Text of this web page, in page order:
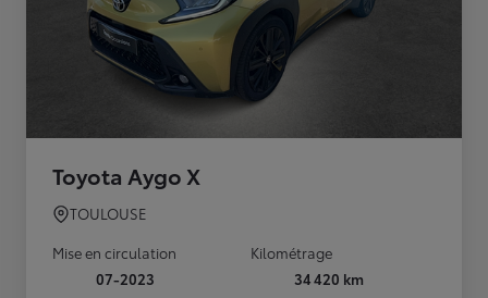
Toyota Aygo X
TOULOUSE
Mise en circulation
07-2023
Kilométrage
34 420 km